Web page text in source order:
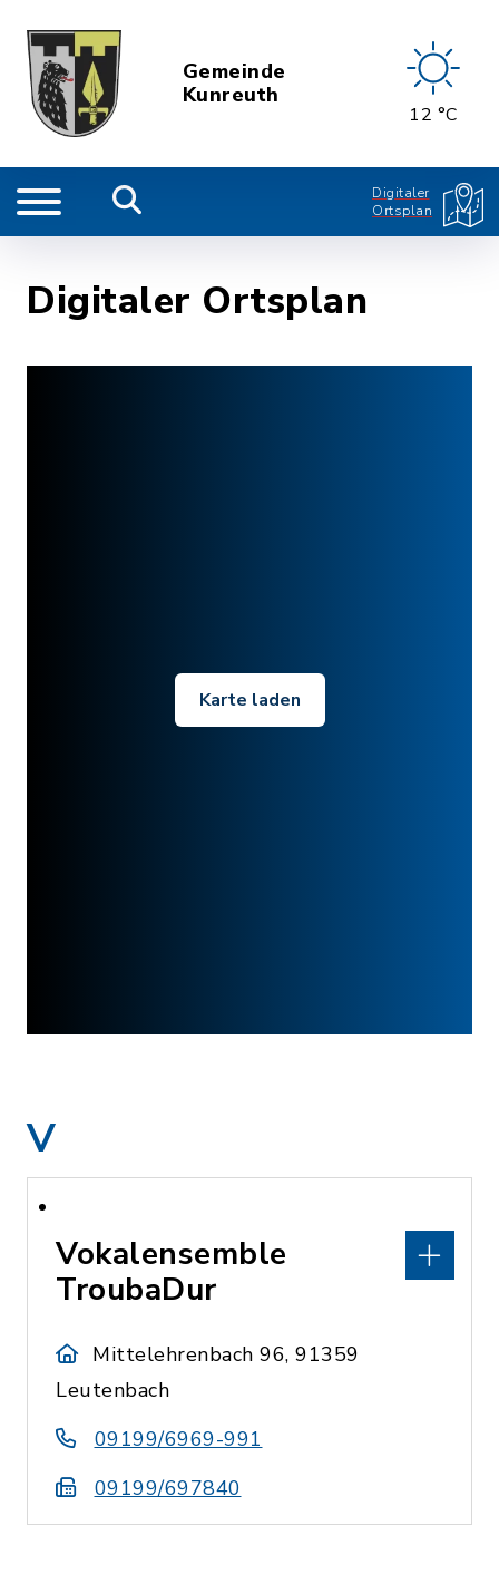
Gemeinde
Kunreuth
12 °C
Digitaler
Ortsplan
Digitaler Ortsplan
Karte laden
V
Vokalensemble
TroubaDur
Mittelehrenbach 96, 91359
Leutenbach
09199/6969-991
09199/697840